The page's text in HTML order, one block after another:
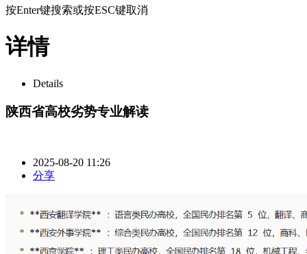
按Enter键搜索或按ESC键取消
详情
Details
陕西省高校劣势专业解读
2025-08-20 11:26
分享